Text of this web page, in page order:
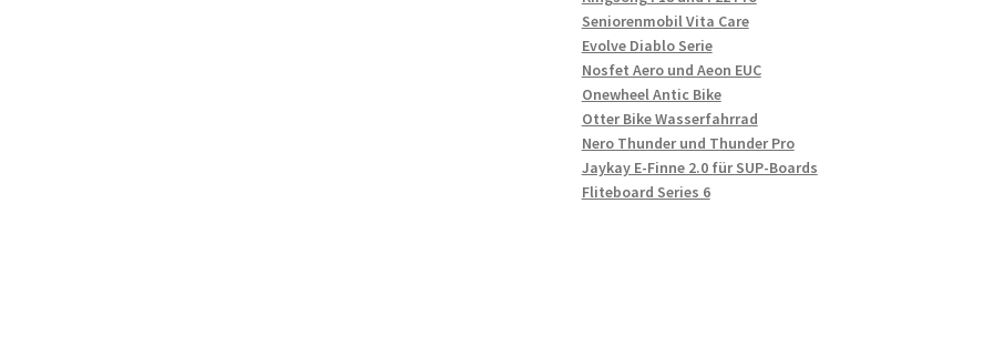
Seniorenmobil Vita Care
Evolve Diablo Serie
Nosfet Aero und Aeon EUC
Onewheel Antic Bike
Otter Bike Wasserfahrrad
Nero Thunder und Thunder Pro
Jaykay E-Finne 2.0 für SUP-Boards
Fliteboard Series 6